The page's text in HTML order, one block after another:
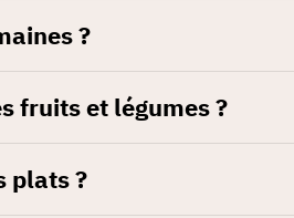
?
fruits et légumes ?
plats ?